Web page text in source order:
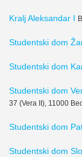
Kralj Aleksandar I
Studentski dom
Studentski dom
Studentski dom
37 (Vera II), 11000
Studentski dom
Studentski dom